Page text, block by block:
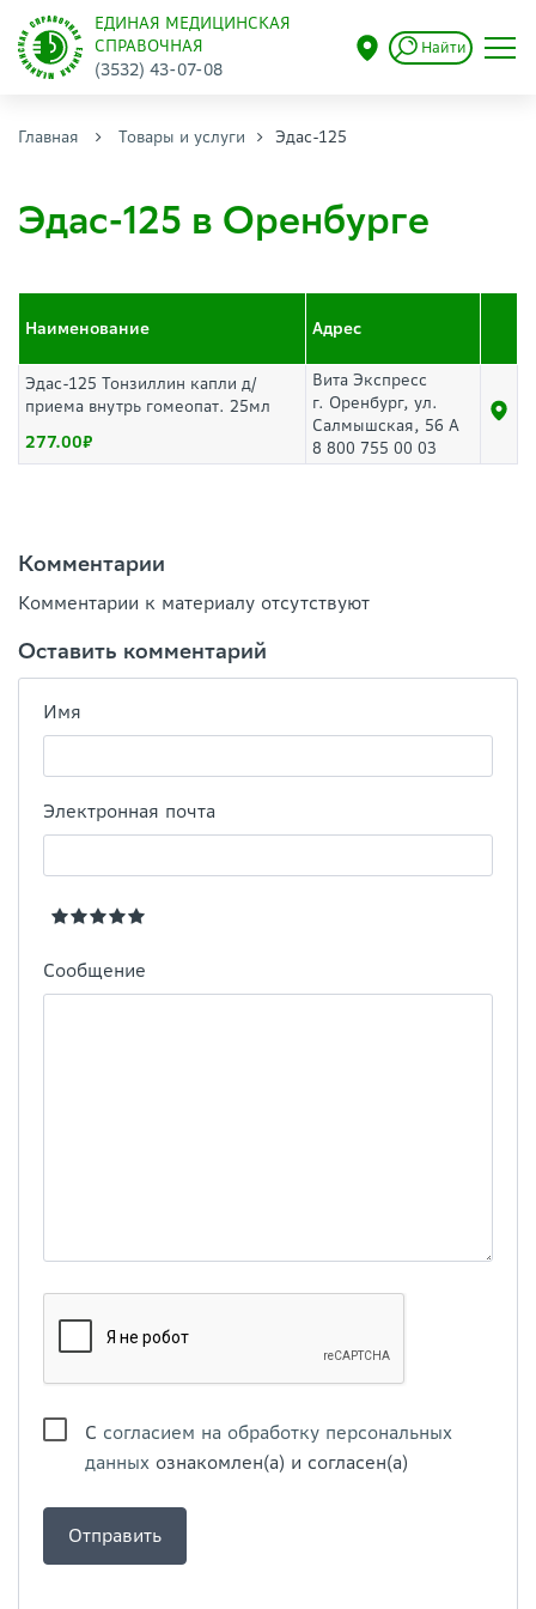
ЕДИНАЯ МЕДИЦИНСКАЯ
СПРАВОЧНАЯ
(3532) 43-07-08
Найти
Главная Товары и услуги Эдас-125
Эдас-125 в Оренбурге
Наименование Адрес
Эдас-125 Тонзиллин капли д/
приема внутрь гомеопат. 25мл
277.00
Вита Экспресс
г. Оренбург, ул.
Салмышская, 56 А
8 800 755 00 03
Комментарии
Комментарии к материалу отсутствуют
Оставить комментарий
Имя
Электронная почта
Сообщение
С согласием на обработку персональных
данных ознакомлен(а) и согласен(а)